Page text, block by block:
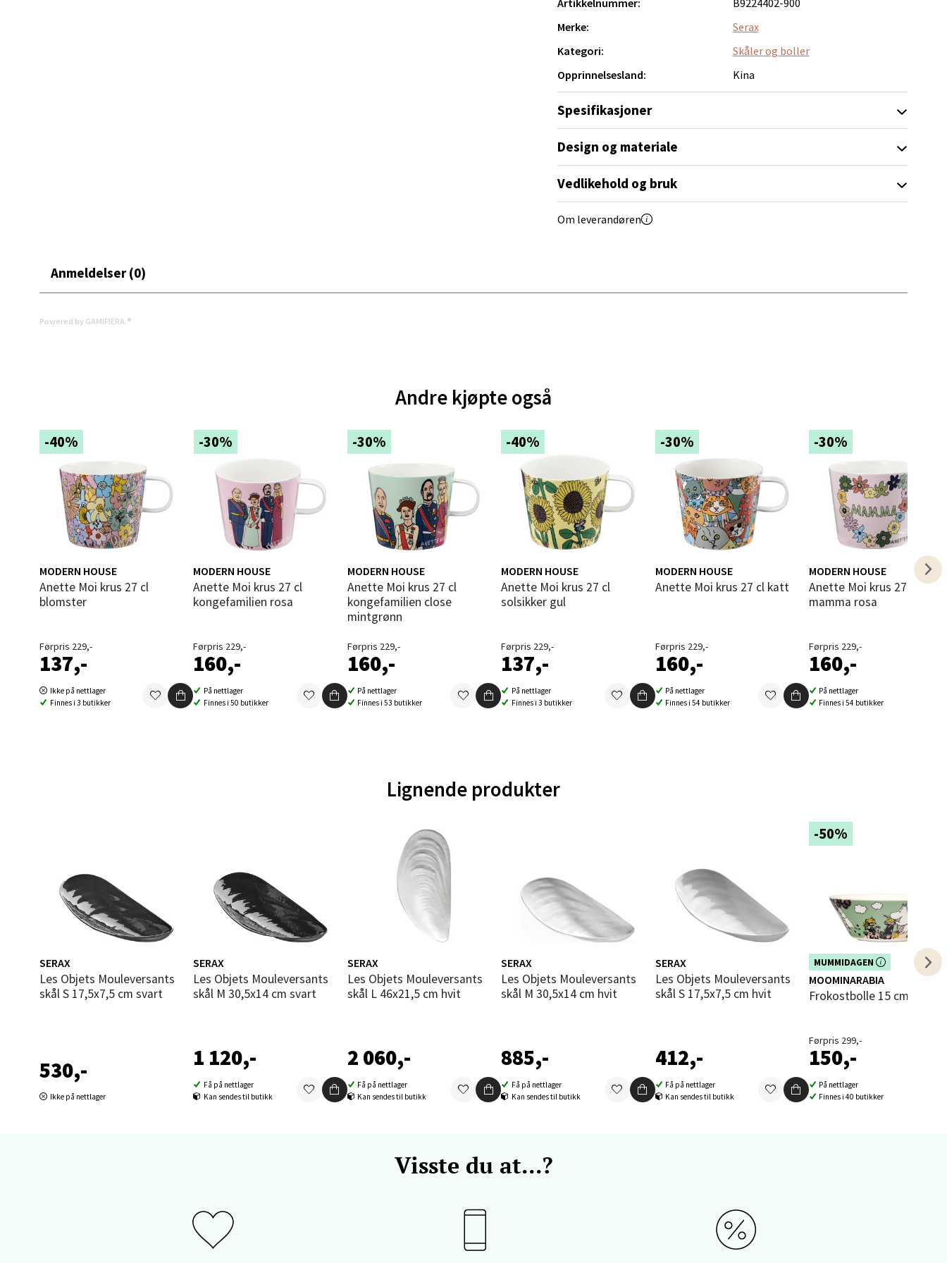
Artikkelnummer:
B9224402-900
Merke:
Serax
Kategori:
Skåler og boller
Opprinnelsesland:
Kina
Spesifikasjoner
Design og materiale
Vedlikehold og bruk
Om leverandøren
Anmeldelser (0)
Powered by GAMIFIERA.®
Andre kjøpte også
-40%
MODERN HOUSE
Anette Moi krus 27 cl
blomster
Førpris 229,-
137,-
Ikke på nettlager
Finnes i 3 butikker
-30%
MODERN HOUSE
Anette Moi krus 27 cl
kongefamilien rosa
Førpris 229,-
160,-
På nettlager
Finnes i 50 butikker
-30%
MODERN HOUSE
Anette Moi krus 27 cl
kongefamilien close
mintgrønn
Førpris 229,-
160,-
På nettlager
Finnes i 53 butikker
-40%
MODERN HOUSE
Anette Moi krus 27 cl
solsikker gul
Førpris 229,-
137,-
På nettlager
Finnes i 3 butikker
-30%
MODERN HOUSE
Anette Moi krus 27 cl katt
Førpris 229,-
160,-
På nettlager
Finnes i 54 butikker
-30%
MODERN HOUSE
Anette Moi krus 27 cl
mamma rosa
Førpris 229,-
160,-
På nettlager
Finnes i 54 butikker
Lignende produkter
SERAX
Les Objets Mouleversants
skål S 17,5x7,5 cm svart
530,-
Ikke på nettlager
SERAX
Les Objets Mouleversants
skål M 30,5x14 cm svart
1 120,-
Få på nettlager
Kan sendes til butikk
SERAX
Les Objets Mouleversants
skål L 46x21,5 cm hvit
2 060,-
Få på nettlager
Kan sendes til butikk
SERAX
Les Objets Mouleversants
skål M 30,5x14 cm hvit
885,-
Få på nettlager
Kan sendes til butikk
SERAX
Les Objets Mouleversants
skål S 17,5x7,5 cm hvit
412,-
Få på nettlager
Kan sendes til butikk
-50%
MUMMIDAGEN
Dette produktet er inkludert i vår
kampanje. Benytt deg av rabatten i
dag!
MOOMINARABIA
Frokostbolle 15 cm
Førpris 299,-
150,-
På nettlager
Finnes i 40 butikker
Visste du at...?
Velg
Molde - Moldetorget
Torget 1, 6413 Molde
Åpent i dag 10-20
0 i butikk
Narvik - Thon Senter Malmporten
Bolagsgata 1, 8514 Narvik
Åpent i dag 10-20
Bergen - Oasen Senter
Folke Bernadottes vei 52, 5147 Fyllingsdalen
Åpent i dag 10-21
Oppdal - Aunasenteret
Orkanger - Thon Senter Orkanger
Åpent i dag 09-20
0 i butikk
Velg
Sandvika - Thon Senter Sandvika
Brodtkorbsgate 7, 1338 Sandvika
Åpent i dag 10-21
Velg
Bergen - Thon Senter Sartor